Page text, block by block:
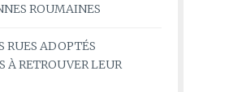
ROUMAINES
RUES ADOPTÉS
À RETROUVER LEUR